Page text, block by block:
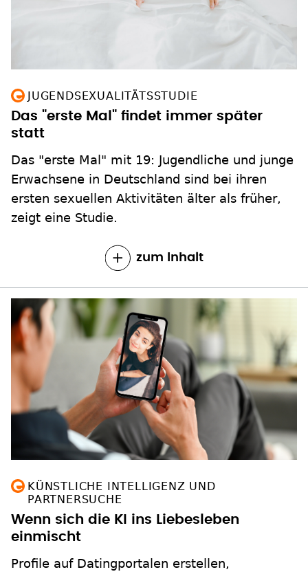
JUGENDSEXUALITÄTSSTUDIE
Das "erste Mal" findet immer später
statt
Das "erste Mal" mit 19: Jugendliche und junge
Erwachsene in Deutschland sind bei ihren
ersten sexuellen Aktivitäten älter als früher,
zeigt eine Studie.
zum Inhalt
KÜNSTLICHE INTELLIGENZ UND
PARTNERSUCHE
Wenn sich die KI ins Liebesleben
einmischt
Profile auf Datingportalen erstellen,